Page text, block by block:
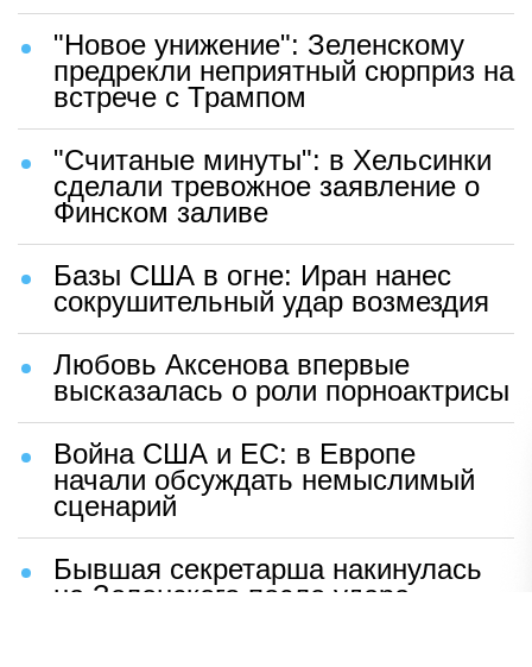
"Новое унижение": Зеленскому
предрекли неприятный сюрприз на
встрече с Трампом
"Считаные минуты": в Хельсинки
сделали тревожное заявление о
Финском заливе
Базы США в огне: Иран нанес
сокрушительный удар возмездия
Любовь Аксенова впервые
высказалась о роли порноактрисы
Война США и ЕС: в Европе
начали обсуждать немыслимый
сценарий
Бывшая секретарша накинулась
на Зеленского после удара